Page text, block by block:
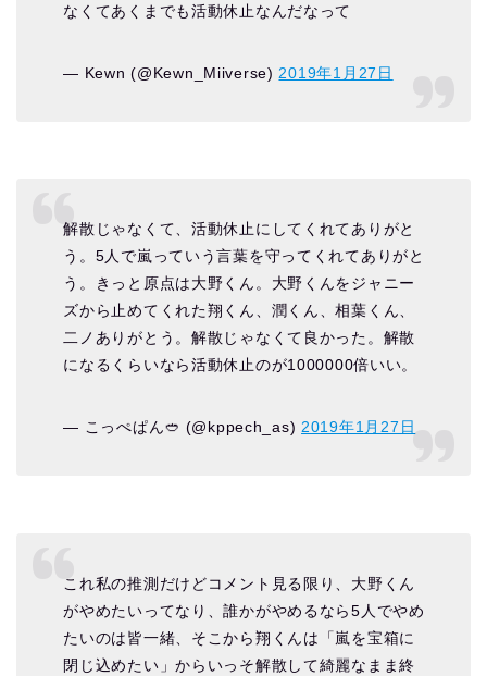
なくてあくまでも活動休止なんだなって
— Kewn (@Kewn_Miiverse) 2019年1月27日
解散じゃなくて、活動休止にしてくれてありがと
う。5人で嵐っていう言葉を守ってくれてありがと
う。きっと原点は大野くん。大野くんをジャニー
ズから止めてくれた翔くん、潤くん、相葉くん、
二ノありがとう。解散じゃなくて良かった。解散
になるくらいなら活動休止のが1000000倍いい。
— こっぺぱん🥙 (@kppech_as)2019年1月27日
これ私の推測だけどコメント見る限り、大野くん
がやめたいってなり、誰かがやめるなら5人でやめ
たいのは皆一緒、そこから翔くんは「嵐を宝箱に
閉じ込めたい」からいっそ解散して綺麗なまま終